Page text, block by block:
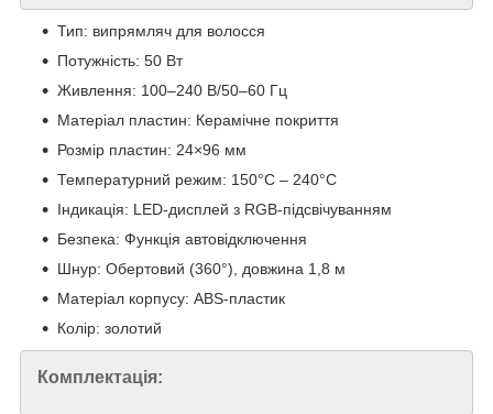
Тип: випрямляч для волосся
Потужність: 50 Вт
Живлення: 100–240 В/50–60 Гц
Матеріал пластин: Керамічне покриття
Розмір пластин: 24×96 мм
Температурний режим: 150°C – 240°C
Індикація: LED-дисплей з RGB-підсвічуванням
Безпека: Функція автовідключення
Шнур: Обертовий (360°), довжина 1,8 м
Матеріал корпусу: ABS-пластик
Колір: золотий
Комплектація: